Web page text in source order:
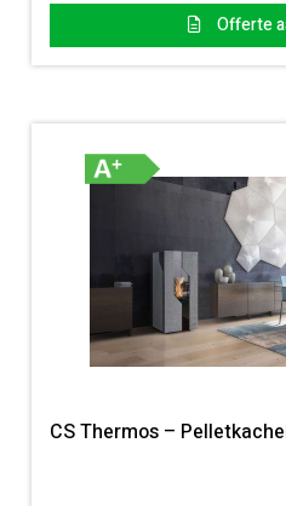
Offerte
CS Thermos –